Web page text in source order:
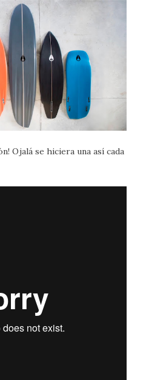
Ojalá se hiciera una así cada